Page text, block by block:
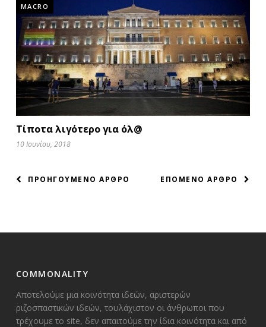
MACRO
Τίποτα λιγότερο για όλ@
10 Ιουνίου, 2018
ΠΛΟΗΓΗΣΗ
ΕΠΟΜΕΝΟ ΑΡΘΡΟ
ΠΡΟΗΓΟΥΜΕΝΟ ΑΡΘΡΟ
COMMONALITY
Αποτελούμε μια κοινότητα ιδεών, αριστερών
ριζοσπαστικών ιδεών, τουλάχιστον οι άνθρωποι που
τρέχουμε το site, δεν απαιτούμε την ίδια κοινότητα και από